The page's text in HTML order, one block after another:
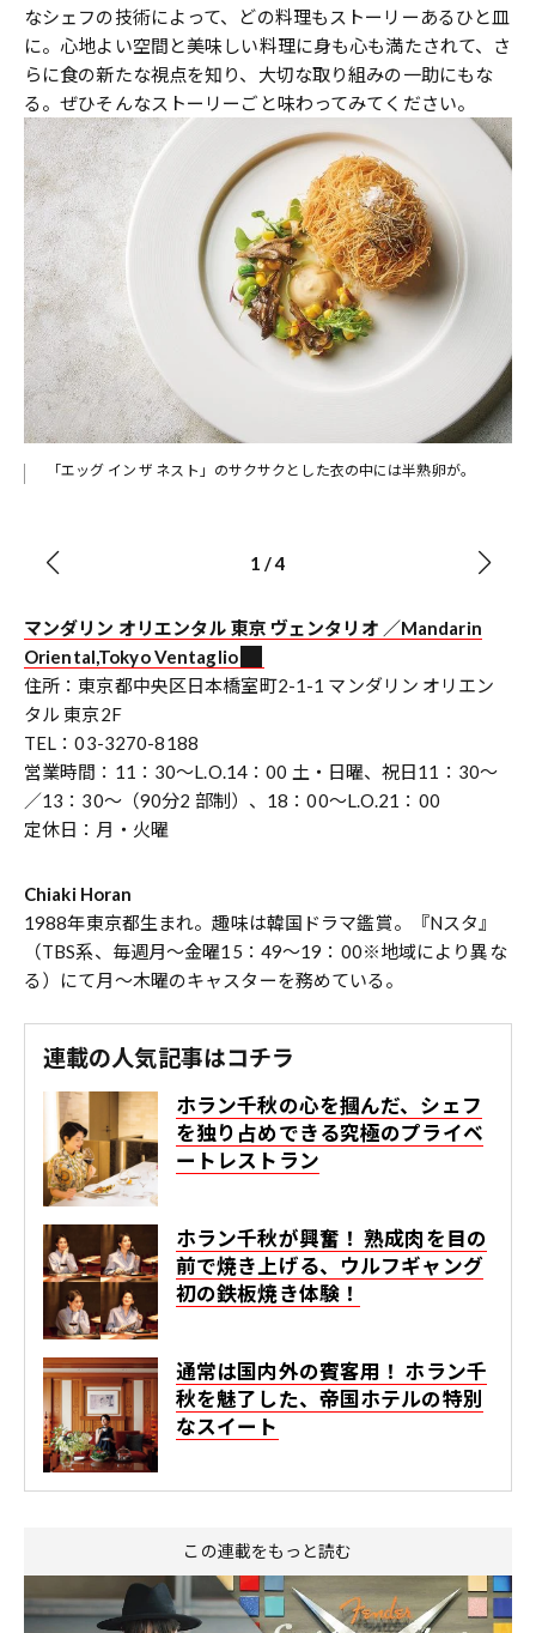
なシェフの技術によって、どの料理もストーリーあるひと皿
に。心地よい空間と美味しい料理に身も心も満たされて、さ
らに食の新たな視点を知り、大切な取り組みの一助にもな
る。ぜひそんなストーリーごと味わってみてください。
「エッグ イン ザ ネスト」のサクサクとした衣の中には半熟卵が。
1 /4
マンダリン オリエンタル 東京 ヴェンタリオ ／Mandarin
Oriental,Tokyo Ventaglio
住所：東京都中央区日本橋室町2-1-1 マンダリン オリエン
タル 東京2F
TEL：03-3270-8188
営業時間：11：30～L.O.14：00 土・日曜、祝日11：30～
／13：30～（90分2 部制）、18：00～L.O.21：00
定休日：月・火曜
Chiaki Horan
1988年東京都生まれ。趣味は韓国ドラマ鑑賞。『Nスタ』
（TBS系、毎週月～金曜15：49～19：00※地域により異な
る）にて月～木曜のキャスターを務めている。
連載の人気記事はコチラ
ホラン千秋の心を摑んだ、シェフ
を独り占めできる究極のプライベ
ートレストラン
ホラン千秋が興奮！ 熟成肉を目の
前で焼き上げる、ウルフギャング
初の鉄板焼き体験！
通常は国内外の賓客用！ ホラン千
秋を魅了した、帝国ホテルの特別
なスイート
この連載をもっと読む